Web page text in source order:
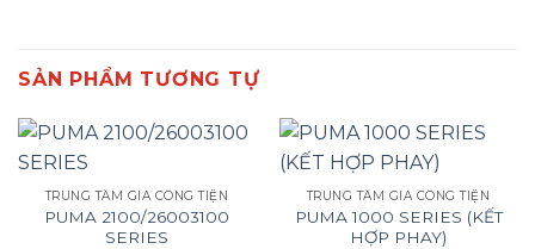
SẢN PHẨM TƯƠNG TỰ
TRUNG TÂM GIA CÔNG TIỆN
PUMA 2100/26003100
SERIES
TRUNG TÂM GIA CÔNG TIỆN
PUMA 1000 SERIES (KẾT
HỢP PHAY)